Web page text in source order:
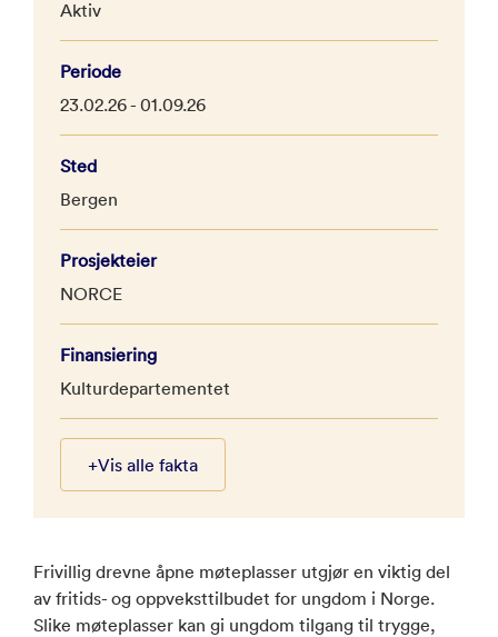
Aktiv
Periode
23.02.26 - 01.09.26
Sted
Bergen
Prosjekteier
NORCE
Finansiering
Kulturdepartementet
+Vis alle fakta
Frivillig drevne åpne møteplasser utgjør en viktig del
av fritids- og oppveksttilbudet for ungdom i Norge.
Slike møteplasser kan gi ungdom tilgang til trygge,